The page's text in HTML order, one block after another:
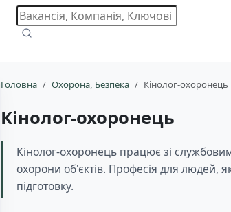
Головна Охорона, Безпека Кінолог-охоронець
Кінолог-охоронець
Кінолог-охоронець працює зі
охорони об'єктів. Професія для людей,
підготовку.